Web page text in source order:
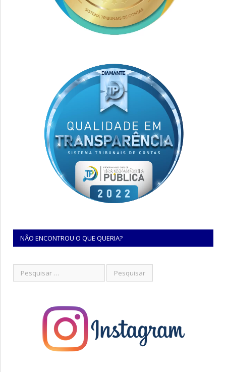
NÃO ENCONTROU O QUE QUERIA?